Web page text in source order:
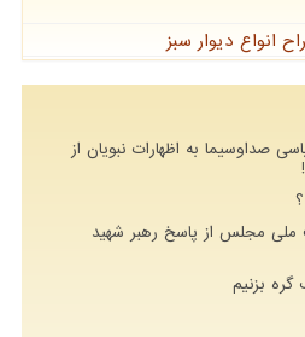
انواع دیوار سبز
صداوسیما به اظهارات نبویان از
مجلس از پاسخ رهبر شهید
بزنیم